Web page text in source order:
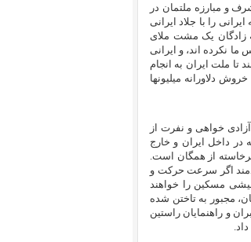
و مبارزه ملتمان در
را با جلاد ایرانی
زادگان یک مشت ملای
نکرده اند، و ایرانی
تا ملت ایران به انجام
دلاورانه میلیونها
خواهی و نفرت از
داخل ایران و خارج
برخاسته از همگان است.
اگر سرعت حرکت و
مسکین را خواهند
مجبور به تاختن شده
و راهنمایان راستین